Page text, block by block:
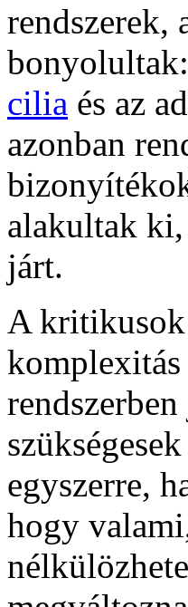
rendszerek,
cilia és az
azonban
alakultak
járt.
A kritikusok
komplexitás
egyszerre,
hogy